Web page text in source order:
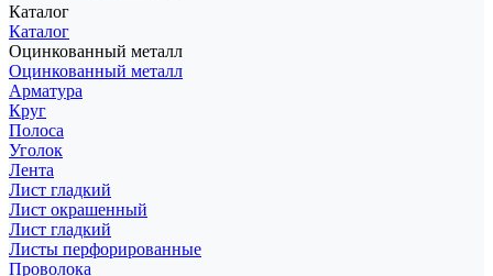
Каталог
Каталог
Оцинкованный металл
Оцинкованный металл
Арматура
Круг
Полоса
Уголок
Лента
Лист гладкий
Лист окрашенный
Лист гладкий
Листы перфорированные
Проволока